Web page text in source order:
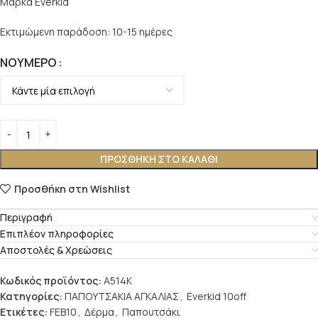
Εκτιμώμενη παράδοση: 10-15 ημέρες
ΝΟΎΜΕΡΟ
ΠΡΟΣΘΉΚΗ ΣΤΟ ΚΑΛΆΘΙ
Προσθήκη στη Wishlist
Περιγραφή
Επιπλέον πληροφορίες
Αποστολές & Χρεώσεις
Κωδικός προϊόντος: A514K
Κατηγορίες: ΠΑΠΟΥΤΣΑΚΙΑ ΑΓΚΑΛΙΑΣ, Everkid 10off
Ετικέτες: FEB10, Δέρμα, Παπουτσάκι